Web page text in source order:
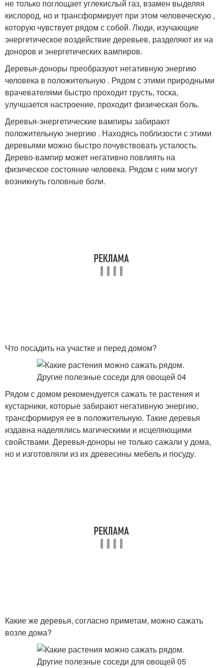
не только поглощает углекислый газ, взамен выделяя
кислород, но и трансформирует при этом человеческую ,
которую чувствует рядом с собой. Люди, изучающие
энергетическое воздействие деревьев, разделяют их на
доноров и энергетических вампиров.
Деревья-доноры преобразуют негативную энергию
человека в положительную . Рядом с этими природными
врачевателями быстро проходит грусть, тоска,
улучшается настроение, проходит физическая боль.
Деревья-энергетические вампиры забирают
положительную энергию . Находясь поблизости с этими
деревьями можно быстро почувствовать усталость.
Дерево-вампир может негативно повлиять на
физическое состояние человека. Рядом с ним могут
возникнуть головные боли.
Что посадить на участке и перед домом?
Рядом с домом рекомендуется сажать те растения и
кустарники, которые забирают негативную энергию,
трансформируя ее в положительную. Такие деревья
издавна наделялись магическими и исцеляющими
свойствами. Деревья-доноры не только сажали у дома,
но и изготовляли из их древесины мебель и посуду.
Какие же деревья, согласно приметам, можно сажать
возле дома?